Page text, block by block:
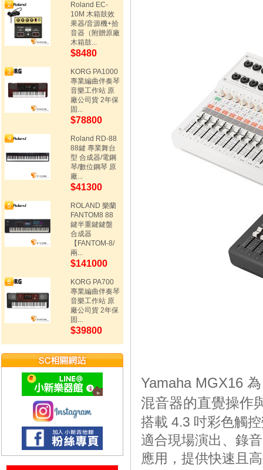
Roland EC-
10M 木箱鼓效
果器/音源機+拾
音器（附贈原廠
木箱鼓...
$8480
KORG PA1000
專業編曲伴奏琴
音樂工作站 原
廠公司貨 2年保
固...
$78800
Roland RD-88
88鍵 專業舞台
型 合成器/電鋼
琴/數位鋼琴 原
廠...
$41300
ROLAND 樂蘭
FANTOM8 88
鍵半重鍵鍵盤
合成器
【FANTOM-8/
兩...
$141000
KORG PA700
專業編曲伴奏琴
音樂工作站 原
廠公司貨 2年保
固...
$39800
Yamaha MGX16
混音器的直覺操作
搭載 4.3 吋彩色觸
適合現場演出、錄
應用，提供快速且